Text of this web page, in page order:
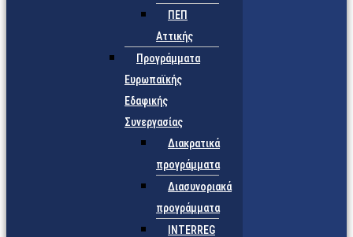
ΠΕΠ
Αττικής
Προγράμματα
Ευρωπαϊκής
Εδαφικής
Συνεργασίας
Διακρατικά
προγράμματα
Διασυνοριακά
προγράμματα
INTERREG